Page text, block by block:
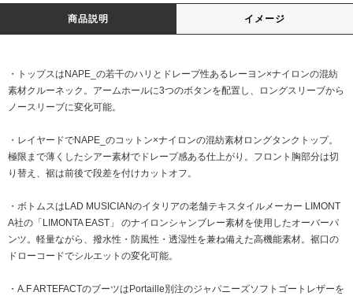
商品説明 イメージ
・トップスはNAPE_の若干のハリとドレープ性あるレーヨン×ナイロンの混紡
素材クルーネック。アームホールに3つのボタンを配置し、ロングスリーブから
ノースリーブに変化可能。
・レイヤードでNAPE_のコットン×ナイロンの混紡素材ロングタンクトップ。
極限まで薄くしたシアー素材でドレープ感ある仕上がり。フロント胸部分は切
り替え、裾は前後で段差を付けカットオフ。
・ボトムスはLAD MUSICIANのイタリアの老舗テキスタイルメーカー LIMONT
A社の「LIMONTA EAST」 のナイロンシャンブレー素材を使用したオーバーパ
ンツ。軽量ながら、撥水性・防風性・透湿性を兼ね備えた高機能素材。裾口の
ドローコードでシルエットの変化可能。
・A.F ARTEFACTのブーツはPortaille別注のジャパニーズソフトゴートレザーを